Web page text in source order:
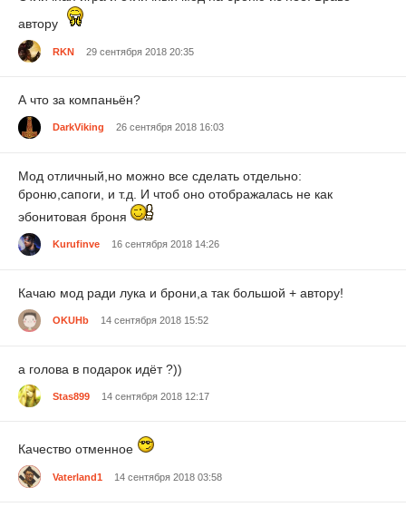
автору
RKN 29 сентября 2018 20:35
А что за компаньён?
DarkViking 26 сентября 2018 16:03
Мод отличный,но можно все сделать отдельно:
броню,сапоги, и т.д. И чтоб оно отображалась не как
эбонитовая броня
Kurufinve 16 сентября 2018 14:26
Качаю мод ради лука и брони,а так большой + автору!
OKUHb 14 сентября 2018 15:52
а голова в подарок идёт ?))
Stas899 14 сентября 2018 12:17
Качество отменное
Vaterland1 14 сентября 2018 03:58